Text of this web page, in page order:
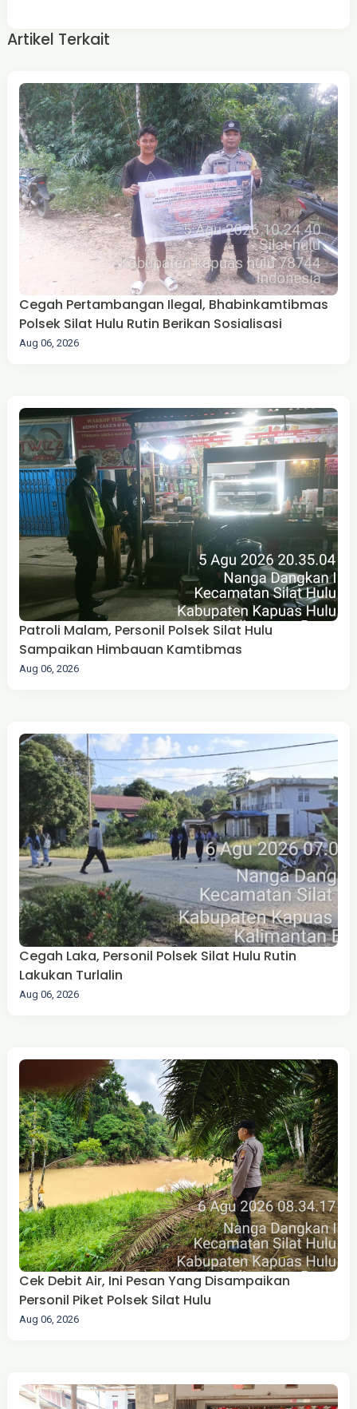
Artikel Terkait
Cegah Pertambangan Ilegal, Bhabinkamtibmas
Polsek Silat Hulu Rutin Berikan Sosialisasi
Aug 06, 2026
Patroli Malam, Personil Polsek Silat Hulu
Sampaikan Himbauan Kamtibmas
Aug 06, 2026
Cegah Laka, Personil Polsek Silat Hulu Rutin
Lakukan Turlalin
Aug 06, 2026
Cek Debit Air, Ini Pesan Yang Disampaikan
Personil Piket Polsek Silat Hulu
Aug 06, 2026